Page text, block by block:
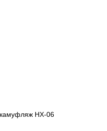
камуфляж HX-06